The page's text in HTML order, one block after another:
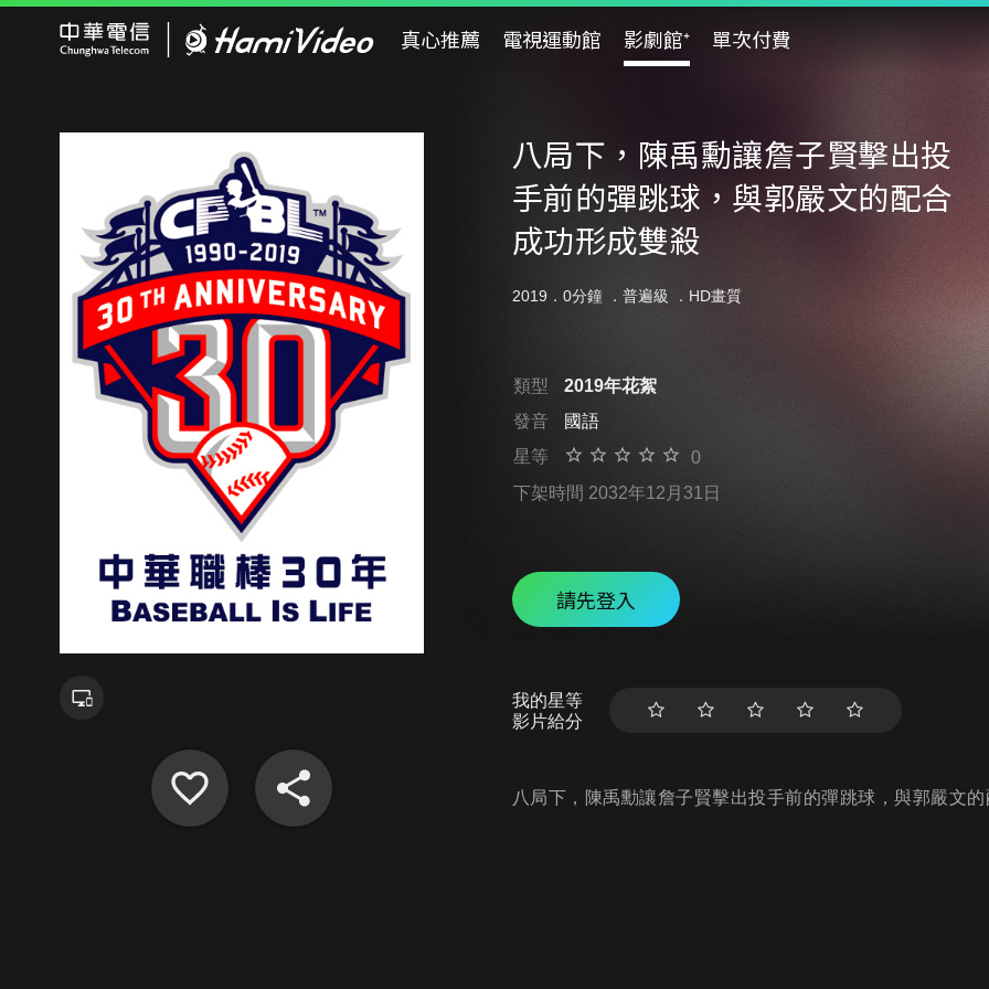
真心推薦 電視運動館 影劇館⁺ 單次付費
八局下，陳禹勳讓詹子賢擊出投
手前的彈跳球，與郭嚴文的配合
成功形成雙殺
2019．0分鐘 ． 普遍級 ．HD畫質
類型
2019年花絮
發音
國語
星等
0
下架時間 2032年12月31日
請先登入
我的星等
影片給分
八局下，陳禹勳讓詹子賢擊出投手前的彈跳球，與郭嚴文